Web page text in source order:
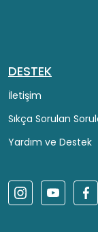
DESTEK
İletişim
Sıkça Sorulan
Yardım ve Destek